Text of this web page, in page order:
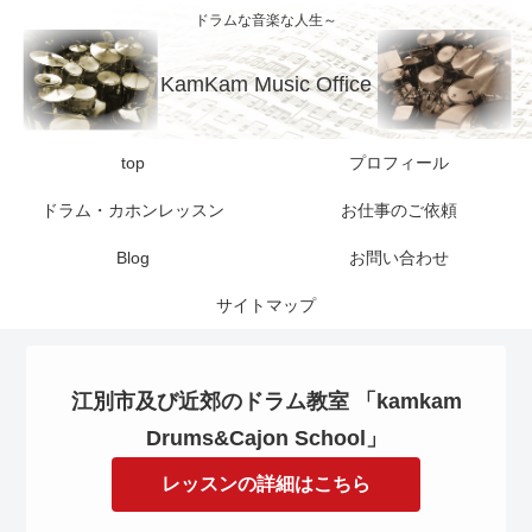
ドラムな音楽な人生～
KamKam Music Office
top プロフィール
ドラム・カホンレッスン お仕事のご依頼
Blog お問い合わせ
サイトマップ
江別市及び近郊のドラム教室 「kamkam
Drums&Cajon School」
レッスンの詳細はこちら